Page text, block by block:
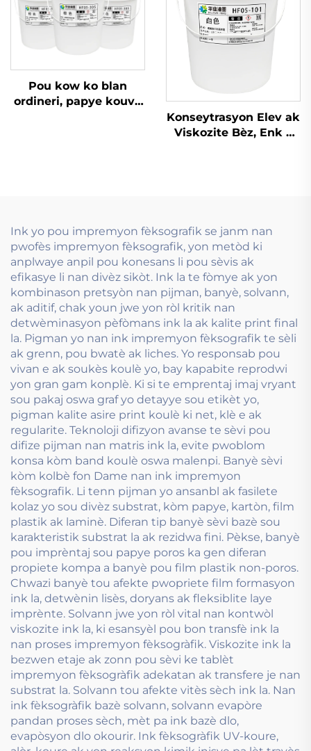
Pou kow ko blan
ordineri, papye kouvè
Konseytrasyon Elev ak
Viskozite Bèz, Enk a
Ink yo pou impremyon fèksografik se janm nan
pwofès impremyon fèksografik, yon metòd ki
anplwaye anpil pou konesans li pou sèvis ak
efikasye li nan divèz sikòt. Ink la te fòmye ak yon
kombinason pretsyòn nan pijman, banyè, solvann,
ak aditif, chak youn jwe yon ròl kritik nan
detwèminasyon pèfòmans ink la ak kalite print final
la. Pigman yo nan ink impremyon fèksografik te sèli
ak grenn, pou bwatè ak liches. Yo responsab pou
vivan e ak soukès koulè yo, bay kapabite reprodwi
yon gran gam konplè. Ki si te emprentaj imaj vryant
sou pakaj oswa graf yo detayye sou etikèt yo,
pigman kalite asire print koulè ki net, klè e ak
regularite. Teknoloji difizyon avanse te sèvi pou
difize pijman nan matris ink la, evite pwoblom
konsa kòm band koulè oswa malenpi. Banyè sèvi
kòm kolbè fon Dame nan ink impremyon
fèksografik. Li tenn pijman yo ansanbl ak fasilete
kolaz yo sou divèz substrat, kòm papye, kartòn, film
plastik ak laminè. Diferan tip banyè sèvi bazè sou
karakteristik substrat la ak rezidwa fini. Pèkse, banyè
pou imprèntaj sou papye poros ka gen diferan
propiete kompa a banyè pou film plastik non-poros.
Chwazi banyè tou afekte pwopriete film formasyon
ink la, detwènin lisès, doryans ak fleksiblite laye
imprènte. Solvann jwe yon ròl vital nan kontwòl
viskozite ink la, ki esansyèl pou bon transfè ink la
nan proses impremyon fèksogràfik. Viskozite ink la
bezwen etaje ak zonn pou sèvi ke tablèt
impremyon fèksogràfik adekatan ak transfere je nan
substrat la. Solvann tou afekte vitès sèch ink la. Nan
ink fèksogràfik bazè solvann, solvann evapòre
pandan proses sèch, mèt pa ink bazè dlo,
evapòsyon dlo okourir. Ink fèksogràfik UV-koure,